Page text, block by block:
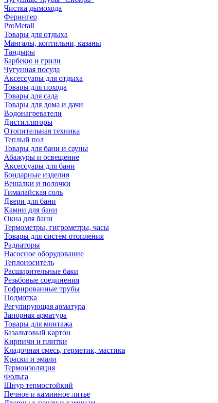
Чистка дымохода
Ферингер
ProMetall
Товары для отдыха
Мангалы, коптильни, казаны
Тандыры
Барбекю и грили
Чугунная посуда
Аксессуары для отдыха
Товары для похода
Товары для сада
Товары для дома и дачи
Водонагреватели
Дистилляторы
Отопительная техника
Теплый пол
Товары для бани и сауны
Абажуры и освещение
Аксессуары для бани
Бондарные изделия
Вешалки и полочки
Гималайская соль
Двери для бани
Камни для бани
Окна для бани
Термометры, гигрометры, часы
Товары для систем отопления
Радиаторы
Насосное оборудование
Теплоноситель
Расширительные баки
Резьбовые соединения
Гофрированные трубы
Подмотка
Регулирующая арматура
Запорная арматура
Товары для монтажа
Базальтовый картон
Кирпичи и плитки
Кладочная смесь, герметик, мастика
Краски и эмали
Термоизоляция
Фольга
Шнур термостойкий
Печное и каминное литье